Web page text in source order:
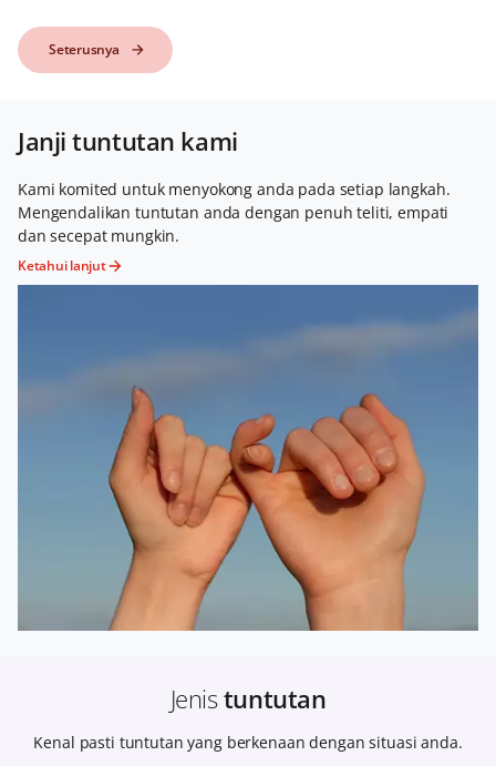
Seterusnya
Seterusnya
Janji tuntutan kami
Kami komited untuk menyokong anda pada setiap langkah.
Mengendalikan tuntutan anda dengan penuh teliti, empati
dan secepat mungkin.
Ketahui lanjut
Jenistuntutan
Kenal pasti tuntutan yang berkenaan dengan situasi anda.